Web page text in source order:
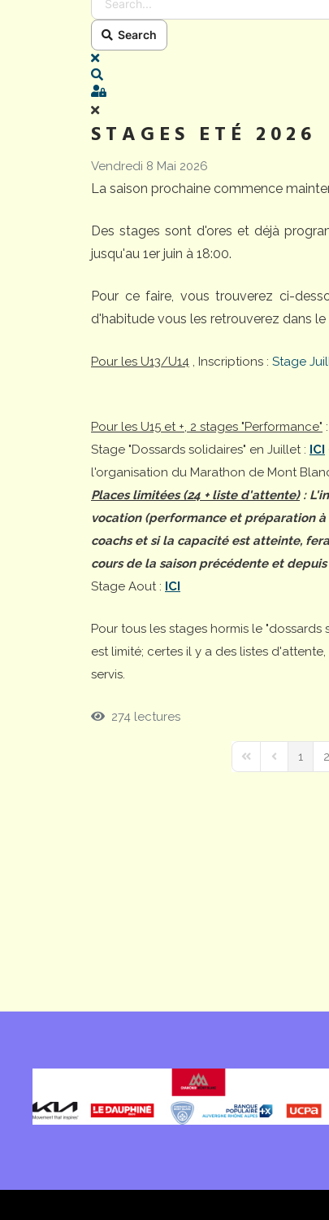
Search
x
Sign In
STAGES ETÉ 2026
Vendredi 8 Mai 2026
La saison prochaine commence
Des stages sont d'ores et déjà
jusqu'au 1er juin à 18:00.
Pour ce faire, vous trouverez ci-
d'habitude vous les retrouverez dans le
Pour les U13/U14 , Inscriptions : Stage
Pour les U15 et +, 2 stages "Performance" :
Stage "Dossards solidaires" en Juillet : ICI
l'organisation du Marathon de Mont
Places limitées (24 + liste d'attente):
vocation (performance et préparation
coachs et si la capacité est atteinte,
cours de la saison précédente et
Stage Aout : ICI
Pour tous les stages hormis le
est limité; certes il y a des listes
servis.
274 lectures
First PagePrevious
1 2